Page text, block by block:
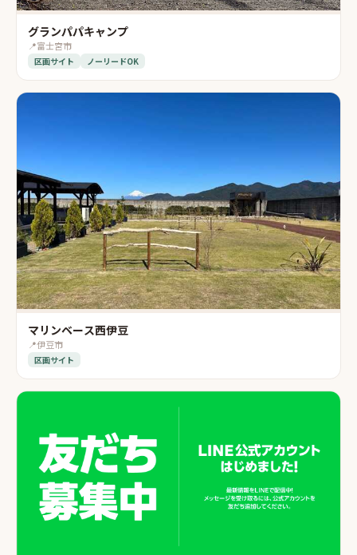
グランパパキャンプ
📍富士宮市
区画サイト ノーリードOK
マリンベース西伊豆
📍伊豆市
区画サイト